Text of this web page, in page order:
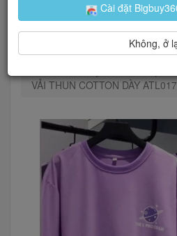
Trang chủ Thời Trang Nữ
VẢI THUN COTTON DÀY ATL017
Cài đặt
Không, ở